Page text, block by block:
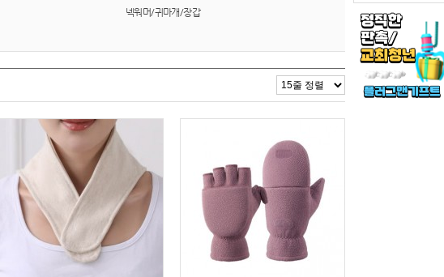
넥워머/귀마개/장갑